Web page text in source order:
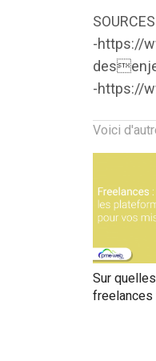
-https://
-https://
Voici
Sur